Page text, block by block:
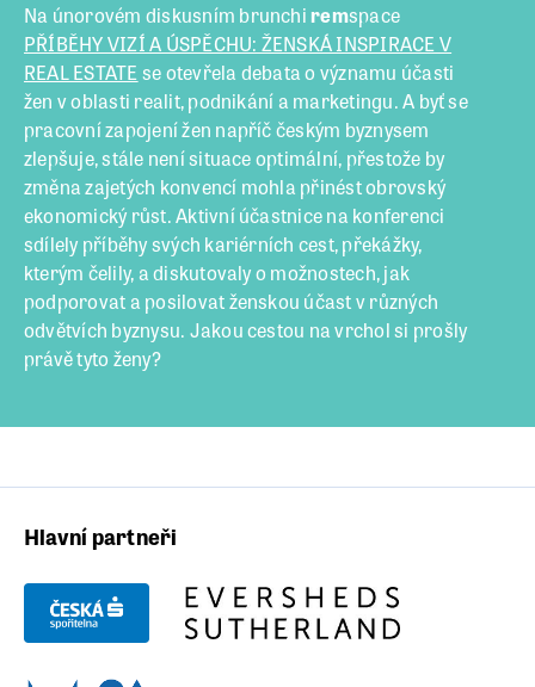
Na únorovém diskusním brunchiremspace
PŘÍBĚHY VIZÍ A ÚSPĚCHU: ŽENSKÁ INSPIRACE V
REAL ESTATEse otevřela debata o významu účasti
žen v oblasti realit, podnikání a marketingu. A byť se
pracovní zapojení žen napříč českým byznysem
zlepšuje, stále není situace optimální, přestože by
změna zajetých konvencí mohla přinést obrovský
ekonomický růst. Aktivní účastnice na konferenci
sdílely příběhy svých kariérních cest, překážky,
kterým čelily, a diskutovaly o možnostech, jak
podporovat a posilovat ženskou účast v různých
odvětvích byznysu. Jakou cestou na vrchol si prošly
právě tyto ženy?
Hlavní partneři